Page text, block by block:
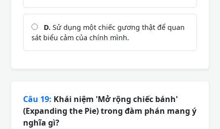
D. Sử dụng một chiếc gương thật để quan
sát biểu cảm của chính mình.
Câu 19: Khái niệm 'Mở rộng chiếc bánh'
(Expanding the Pie) trong đàm phán mang ý
nghĩa gì?